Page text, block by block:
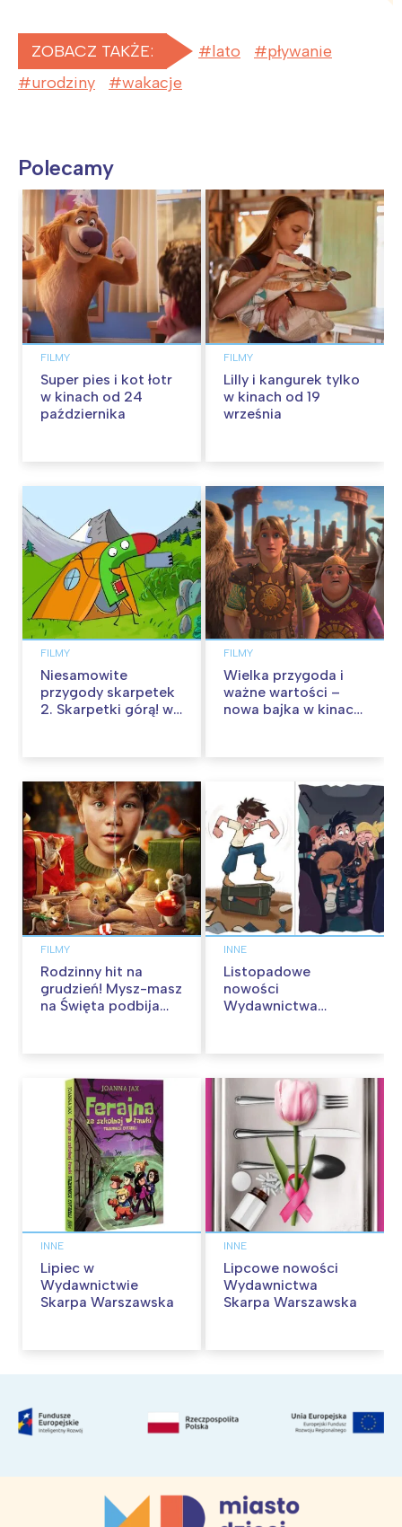
ZOBACZ TAKŻE: lato
pływanie
urodziny
wakacje
Polecamy
FILMY
Super pies i kot łotr
w kinach od 24
października
FILMY
Lilly i kangurek tylko
w kinach od 19
września
FILMY
Niesamowite
przygody skarpetek
2. Skarpetki górą! w
FILMY
Wielka przygoda i
ważne wartości –
nowa bajka w kinach
FILMY
Rodzinny hit na
grudzień! Mysz-masz
na Święta podbija
INNE
Listopadowe
nowości
Wydawnictwa
INNE
Lipiec w
Wydawnictwie
Skarpa Warszawska
INNE
Lipcowe nowości
Wydawnictwa
Skarpa Warszawska